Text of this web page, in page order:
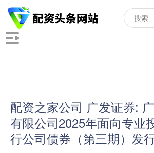
配资之家公司 广发证券:
有限公司2025年面向专业
行公司债券（第三期）发